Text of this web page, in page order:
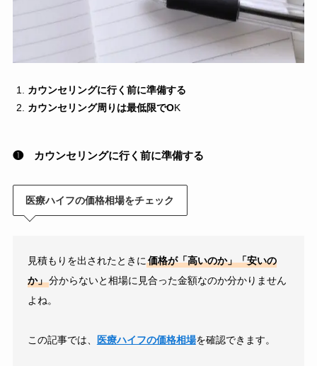
カウンセリングに行く前に準備する
カウンセリング周りは最低限でOK
❶ カウンセリングに行く前に準備する
医療ハイフの価格相場をチェック
見積もりを出されたときに 価格が「高いのか」「安いの
か」分からないと相場に見合った金額なのか分かりません
よね。
この記事では、 医療ハイフの価格相場を確認できます。